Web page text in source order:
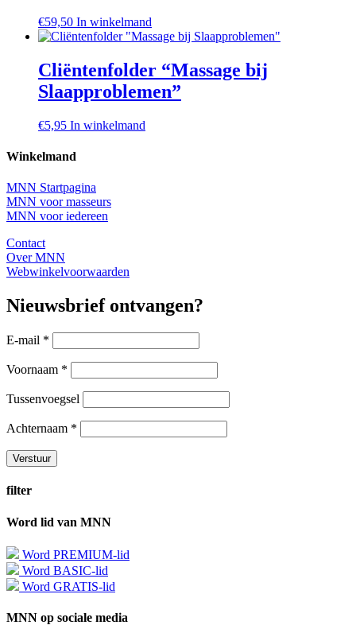
€59,50 In winkelmand
Cliëntenfolder “Massage bij
Slaapproblemen”
€5,95 In winkelmand
Winkelmand
MNN Startpagina
MNN voor masseurs
MNN voor iedereen
Contact
Over MNN
Webwinkelvoorwaarden
Nieuwsbrief ontvangen?
E-mail *
Voornaam *
Tussenvoegsel
Achternaam *
filter
Word lid van MNN
Word PREMIUM-lid
Word BASIC-lid
Word GRATIS-lid
MNN op sociale media